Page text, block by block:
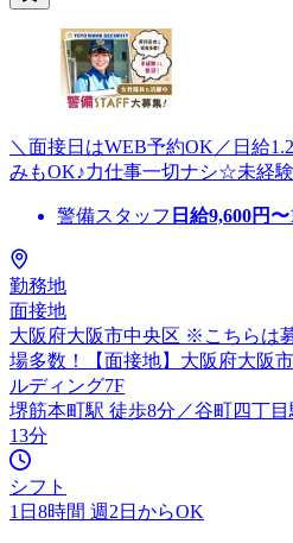
＼面接日はWEB予約OK／日給
みもOK♪力仕事一切ナシ☆未経
警備スタッフ 日給9,600円〜
勤務地
面接地
大阪府大阪市中央区 ※こちらは
場多数！【面接地】大阪府大阪
ルディング7F
堺筋本町駅 徒歩8分／谷町四丁
13分
シフト
1日8時間 週2日からOK